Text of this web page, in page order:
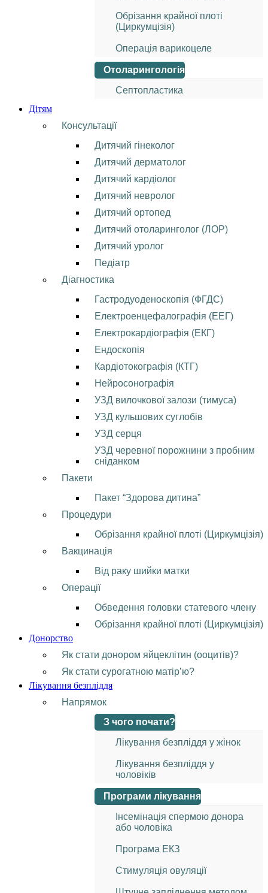
Обрізання крайної плоті
(Циркумцізія)
Операція варикоцеле
Отоларингологія
Септопластика
Дітям
Консультації
Дитячий гінеколог
Дитячий дерматолог
Дитячий кардіолог
Дитячий невролог
Дитячий ортопед
Дитячий отоларинголог (ЛОР)
Дитячий уролог
Педіатр
Діагностика
Гастродуоденоскопія (ФГДС)
Електроенцефалографія (ЕЕГ)
Електрокардіографія (ЕКГ)
Ендоскопія
Кардіотокографія (КТГ)
Нейросонографія
УЗД вилочкової залози (тимуса)
УЗД кульшових суглобів
УЗД серця
УЗД черевної порожнини з пробним
сніданком
Пакети
Пакет “Здорова дитина”
Процедури
Обрізання крайної плоті (Циркумцізія)
Вакцинація
Від раку шийки матки
Операції
Обведення головки статевого члену
Обрізання крайної плоті (Циркумцізія)
Донорство
Як стати донором яйцеклітин (ооцитів)?
Як стати сурогатною матір’ю?
Лікування безпліддя
Напрямок
З чого почати?
Лікування безпліддя у жінок
Лікування безпліддя у
чоловіків
Програми лікування
Інсемінація спермою донора
або чоловіка
Програма ЕКЗ
Стимуляція овуляції